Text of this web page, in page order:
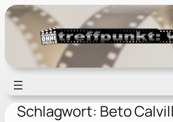
Zum
Inhalt
springen
Schlagwort: Beto